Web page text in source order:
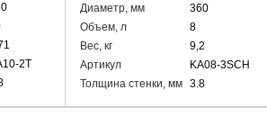
2T
Диаметр, мм
360
Объем, л
8
Вес, кг
9,2
Артикул
KA08-3SCH
Толщина стенки, мм 3.8